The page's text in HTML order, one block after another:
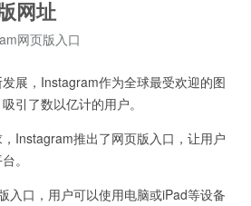
网址
网页版入口
，Instagram作为全球最受欢迎的图
引了数以亿计的用户。
推出了网页版入口，让用户
。
口，用户可以使用电脑或iPad等设备